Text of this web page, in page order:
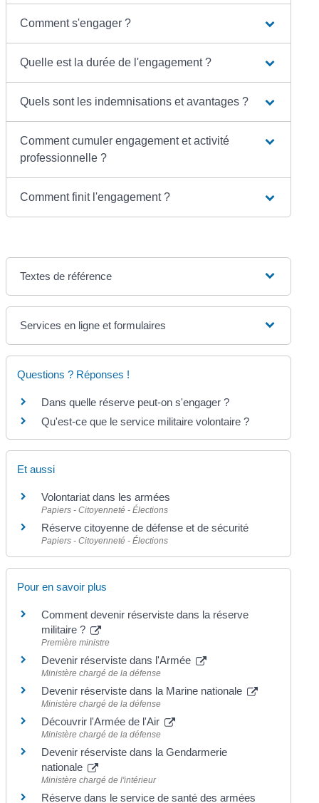
Comment s'engager ?
Quelle est la durée de l'engagement ?
Quels sont les indemnisations et avantages ?
Comment cumuler engagement et activité
professionnelle ?
Comment finit l'engagement ?
Textes de référence
Services en ligne et formulaires
Questions ? Réponses !
Dans quelle réserve peut-on s'engager ?
Qu'est-ce que le service militaire volontaire ?
Et aussi
Volontariat dans les armées
Papiers - Citoyenneté - Élections
Réserve citoyenne de défense et de sécurité
Papiers - Citoyenneté - Élections
Pour en savoir plus
Comment devenir réserviste dans la réserve
militaire ?
Première ministre
Devenir réserviste dans l'Armée
Ministère chargé de la défense
Devenir réserviste dans la Marine nationale
Ministère chargé de la défense
Découvrir l'Armée de l'Air
Ministère chargé de la défense
Devenir réserviste dans la Gendarmerie
nationale
Ministère chargé de l'intérieur
Réserve dans le service de santé des armées